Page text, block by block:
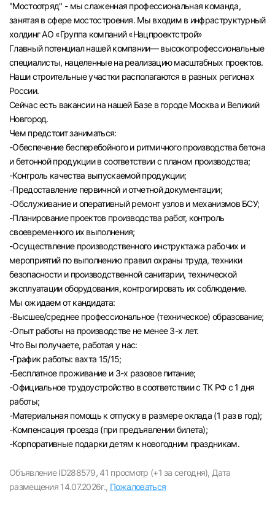
Пермь
Самара
Оренбург
Волгоград
Ульяновск
Курган
Уфа
Вход в личный кабинет
вакансии с контактами и оставлять отклики
E-mail или Телефон
"Мостоотряд" - мы слаженная профессиональная команда,
занятая в сфере мостостроения. Мы входим в инфраструктурный
холдинг АО «Группа компаний «Нацпроектстрой»
Главный потенциал нашей компании— высокопрофессиональные
специалисты, нацеленные на реализацию масштабных проектов.
Наши строительные участки располагаются в разных регионах
России.
Сейчас есть вакансии на нашей Базе в городе Москва и Великий
Новгород.
Чем предстоит заниматься:
-Обеспечение бесперебойного и ритмичного производства бетона
и бетонной продукции в соответствии с планом производства;
-Контроль качества выпускаемой продукции;
-Предоставление первичной и отчетной документации;
-Обслуживание и оперативный ремонт узлов и механизмов БСУ;
-Планирование проектов производства работ, контроль
своевременного их выполнения;
-Осуществление производственного инструктажа рабочих и
мероприятий по выполнению правил охраны труда, техники
безопасности и производственной санитарии, технической
эксплуатации оборудования, контролировать их соблюдение.
Мы ожидаем от кандидата:
-Высшее/среднее профессиональное (техническое) образование;
-Опыт работы на производстве не менее 3-х лет.
Что Вы получаете, работая у нас:
-График работы: вахта 15/15;
-Бесплатное проживание и 3-х разовое питание;
-Официальное трудоустройство в соответствии с ТК РФ с 1 дня
работы;
-Материальная помощь к отпуску в размере оклада (1 раз в год);
-Компенсация проезда (при предъявлении билета);
-Корпоративные подарки детям к новогодним праздникам.
Объявление ID288579, 41 просмотр (+1 за сегодня), Дата
размещения 14.07.2026г., Пожаловаться